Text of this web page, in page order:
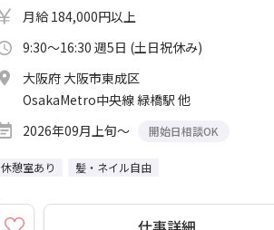
月給 184,000円以上
9:30～16:30 週5日 (土日祝休み)
大阪府 大阪市東成区
OsakaMetro中央線 緑橋駅 他
2026年09月上旬～
開始日相談OK
休憩室あり 髪・ネイル自由